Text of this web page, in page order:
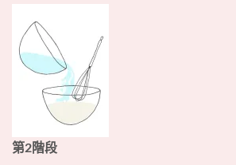
第2階段